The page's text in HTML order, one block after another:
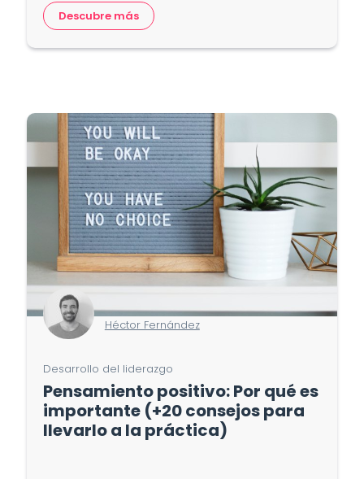
Descubre más
Héctor Fernández
Desarrollo del liderazgo
Pensamiento positivo: Por qué es
importante (+20 consejos para
llevarlo a la práctica)